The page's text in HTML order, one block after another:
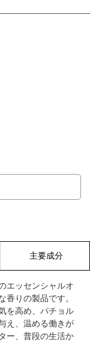
主要成分
エッセンシャルオ
香りの製品です。
を高め、パチョル
え、温める働きが
ー、普段の生活か